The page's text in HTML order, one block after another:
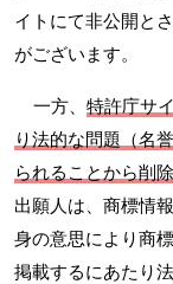
イトにて非公開と
がございます。
一方、 特許庁サ
り法的な問題（名
られることから削
出願人は、商標情
身の意思により商
掲載するにあたり